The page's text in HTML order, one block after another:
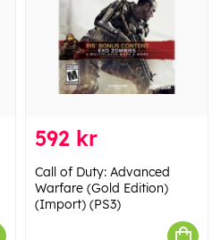
592 kr
Call of Duty: Advanced
Warfare (Gold Edition)
(Import) (PS3)